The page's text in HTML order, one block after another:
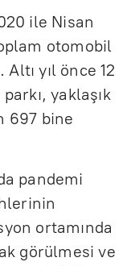
ile Nisan
otomobil
yıl önce 12
yaklaşık
697 bine
pandemi
ortamında
görülmesi ve